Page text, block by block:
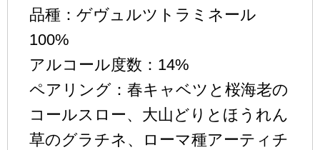
品種：ゲヴュルツトラミネール
100%
アルコール度数：14%
ペアリング：春キャベツと桜海老の
コールスロー、大山どりとほうれん
草のグラチネ、ローマ種アーティチ